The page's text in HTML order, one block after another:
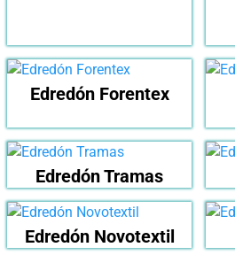
Edredón Forentex
Edredón Tramas
Edredón Novotextil